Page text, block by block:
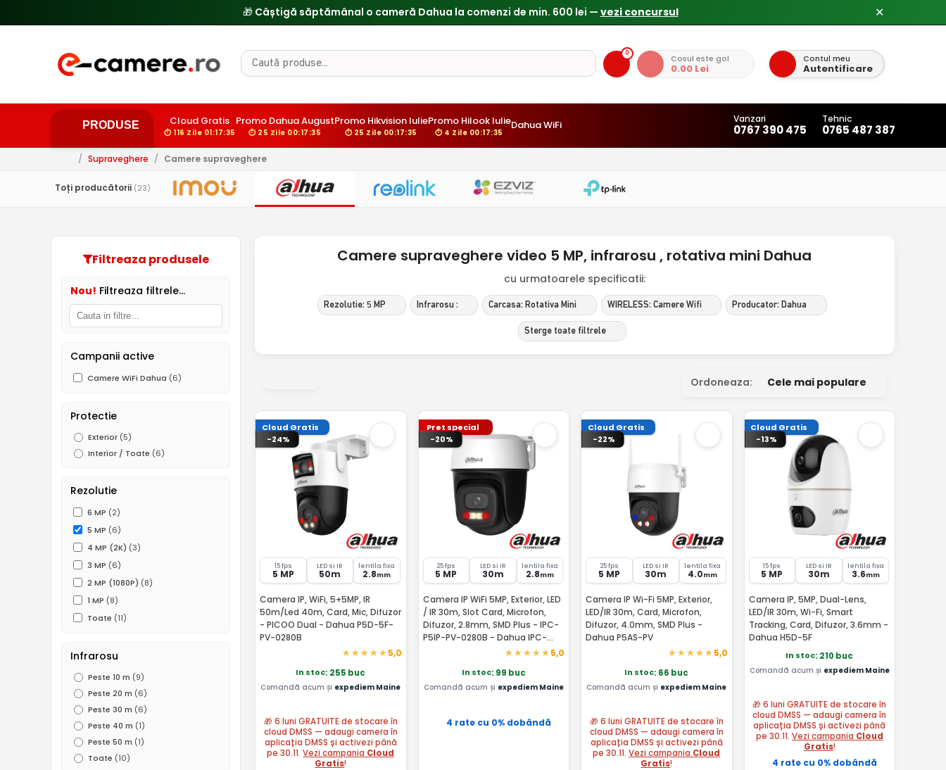
✕
0 Cosul este gol
0.00 Lei
Contul meu
Autentificare
PRODUSE Cloud Gratis
⏱ 116 Zile 01:17:34
Promo Dahua August
⏱ 25 Zile 00:17:34
Promo Hikvision Iulie
⏱ 25 Zile 00:17:34
Promo Hilook Iulie
⏱ 4 Zile 00:17:34
Dahua WiFi Vanzari
0767 390 475
Tehnic
0765 487 387
/ Supraveghere / Camere supraveghere
Toți producătorii (23)
Filtreaza produsele
Nou! Filtreaza filtrele...
Campanii active
Camere WiFi Dahua (6)
Protectie
Exterior (5)
Interior / Toate (6)
Rezolutie
6 MP (2)
5 MP (6)
4 MP (2K) (3)
3 MP (6)
2 MP (1080P) (8)
1 MP (8)
Toate (11)
Infrarosu
Peste 10 m (9)
Peste 20 m (6)
Peste 30 m (6)
Peste 40 m (1)
Peste 50 m (1)
Toate (10)
Camere supraveghere video 5 MP, infrarosu , rotativa mini Dahua
cu urmatoarele specificatii:
Rezolutie: 5 MP Infrarosu : Carcasa: Rotativa Mini WIRELESS: Camere Wifi Producator: Dahua
Sterge toate filtrele
Ordoneaza: Cele mai populare
Cloud Gratis
-24%
15 fps
5 MP
LED si IR
50m
lentila fixa
2.8mm
Camera IP, WiFi, 5+5MP, IR
50m/Led 40m, Card, Mic, Difuzor
- PICOO Dual - Dahua P5D-5F-
PV-0280B
5,0
In stoc: 255 buc
Comandă acum și expediem Maine
🎁 6 luni GRATUITE de stocare în
cloud DMSS — adaugi camera în
aplicația DMSS și activezi până
pe 30.11.Vezi campania Cloud
Gratis!
Pret special
-20%
25 fps
5 MP
LED si IR
30m
lentila fixa
2.8mm
Camera IP WiFi 5MP, Exterior, LED
/ IR 30m, Slot Card, Microfon,
Difuzor, 2.8mm, SMD Plus - IPC-
P5IP-PV-0280B - Dahua IPC-
P5IP-PV-0280B-EUR
5,0
In stoc: 99 buc
Comandă acum și expediem Maine
4 rate cu 0% dobândă
Cloud Gratis
-22%
25 fps
5 MP
LED si IR
30m
lentila fixa
4.0mm
Camera IP Wi-Fi 5MP, Exterior,
LED/IR 30m, Card, Microfon,
Difuzor, 4.0mm, SMD Plus -
Dahua P5AS-PV
5,0
In stoc: 66 buc
Comandă acum și expediem Maine
🎁 6 luni GRATUITE de stocare în
cloud DMSS — adaugi camera în
aplicația DMSS și activezi până
pe 30.11.Vezi campania Cloud
Gratis!
Cloud Gratis
-13%
15 fps
5 MP
LED si IR
30m
lentila fixa
3.6mm
Camera IP, 5MP, Dual-Lens,
LED/IR 30m, Wi-Fi, Smart
Tracking, Card, Difuzor, 3.6mm -
Dahua H5D-5F
In stoc: 210 buc
Comandă acum și expediem Maine
🎁 6 luni GRATUITE de stocare în
cloud DMSS — adaugi camera în
aplicația DMSS și activezi până
pe 30.11. Vezi campania Cloud
Gratis!
4 rate cu 0% dobândă